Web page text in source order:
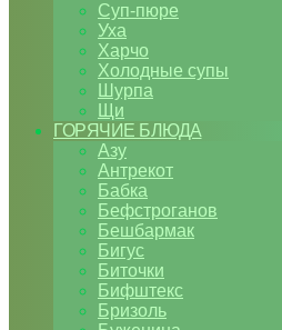
Суп-пюре
Уха
Харчо
Холодные супы
Шурпа
Щи
ГОРЯЧИЕ БЛЮДА
Азу
Антрекот
Бабка
Бефстроганов
Бешбармак
Бигус
Биточки
Бифштекс
Бризоль